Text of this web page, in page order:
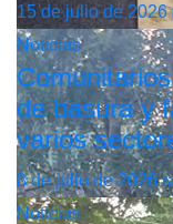
15 de julio de 2026
Noticias
de basura y
varios
8 de julio de 2026
Noticias